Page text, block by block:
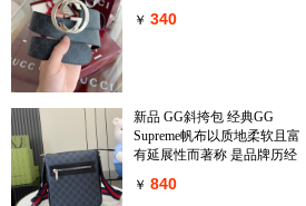
装 送礼自用首选
￥ 340
新品 GG斜挎包 经典GG
Supreme帆布以质地柔软且富
有延展性而著称 是品牌历经
面料之一 该面料以超细纤维
￥ 840